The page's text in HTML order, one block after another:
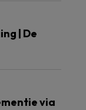
| De
via